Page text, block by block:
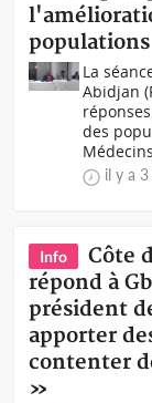
populations
La
Abidjan
des
il y a 3
Info
Côte
répond à
président
apporter
contenter
»